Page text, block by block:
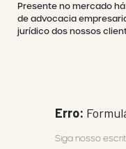
Presente no mercado
de advocacia
jurídico dos nossos
Erro:
Siga nosso